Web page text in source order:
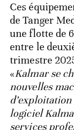
Ces
de Tanger
une flotte de
entre le
trimestre
«Kalmar se
nouvelles
logiciel
services